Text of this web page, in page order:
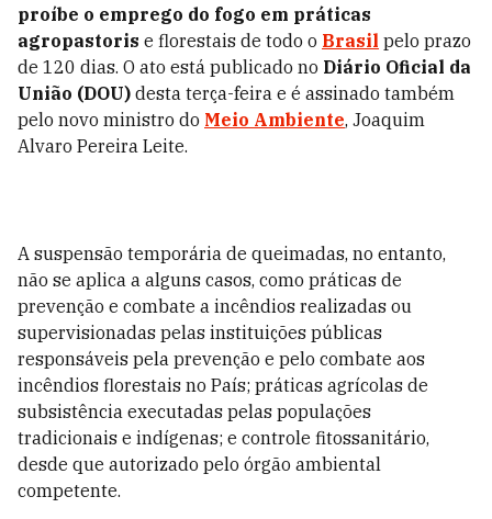
proíbe o emprego do fogo em práticas
agropastoris e florestais de todo o Brasil pelo prazo
de 120 dias. O ato está publicado no Diário Oficial da
União (DOU) desta terça-feira e é assinado também
pelo novo ministro do Meio Ambiente, Joaquim
Alvaro Pereira Leite.
A suspensão temporária de queimadas, no entanto,
não se aplica a alguns casos, como práticas de
prevenção e combate a incêndios realizadas ou
supervisionadas pelas instituições públicas
responsáveis pela prevenção e pelo combate aos
incêndios florestais no País; práticas agrícolas de
subsistência executadas pelas populações
tradicionais e indígenas; e controle fitossanitário,
desde que autorizado pelo órgão ambiental
competente.